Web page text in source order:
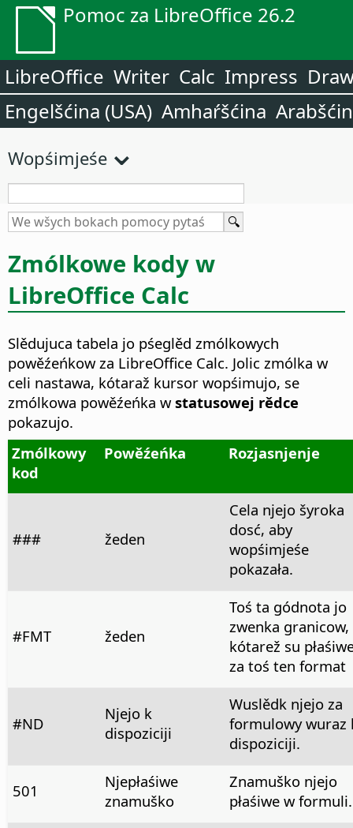
Pomoc za LibreOffice 26.2
LibreOffice Writer Calc Impress
Engelšćina (USA) Amhaŕšćina
Wopśimjeśe
Zmólkowe kody w
LibreOffice Calc
Slědujuca tabela jo pśeglěd zmólkowych
powěźeńkow za LibreOffice Calc. Jolic zmólka w
celi nastawa, kótaraž kursor wopśimujo, se
zmólkowa powěźeńka wstatusowej rědce
pokazujo.
Zmólkowy
kod
Powěźeńka Rozjasnjenje
### žeden
Cela njejo šyroka
dosć, aby
wopśimjeśe
pokazała.
#FMT žeden
Toś ta gódnota jo
zwenka granicow,
kótarež su
za toś ten format
#ND
Njejo k
dispoziciji
Wuslědk njejo za
formulowy wuraz
dispoziciji.
501
Njepłaśiwe
znamuško
Znamuško njejo
płaśiwe w formuli.